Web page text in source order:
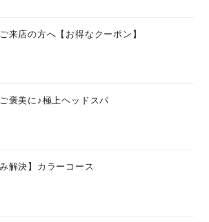
来店の方へ【お得なクーポン】
褒美に♪極上ヘッドスパ
み解決】カラーコース